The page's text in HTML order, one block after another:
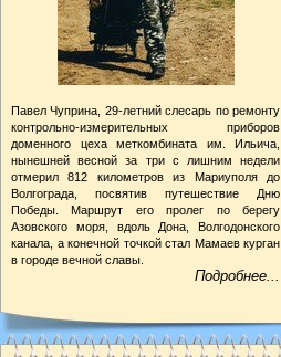
Павел Чуприна, 29-летний слесарь по ремонту
контрольно-измерительных приборов
доменного цеха меткомбината им. Ильича,
нынешней весной за три с лишним недели
отмерил 812 километров из Мариуполя до
Волгограда, посвятив путешествие Дню
Победы. Маршрут его пролег по берегу
Азовского моря, вдоль Дона, Волгодонского
канала, а конечной точкой стал Мамаев курган
в городе вечной славы.
Подробнее...